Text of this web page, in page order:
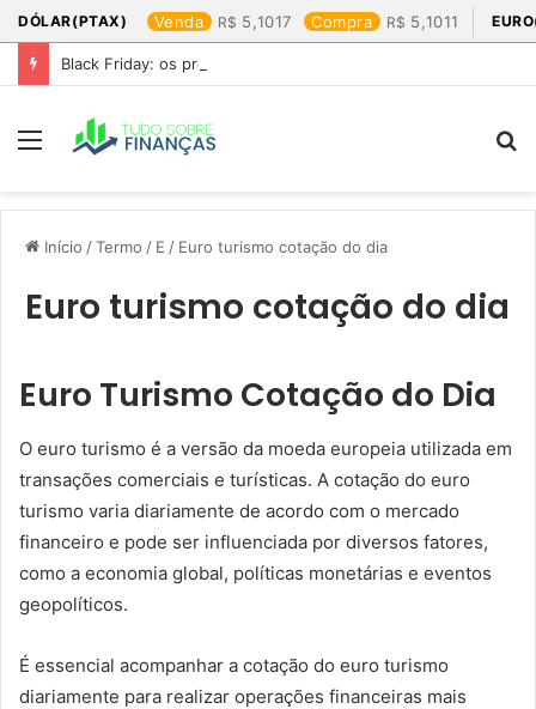
DÓLAR(PTAX) Venda 5,1017 Compra 5,1011
Black Friday: os produtos que mais valem a pena
Menu
Início /Termo / E / Euro turismo cotação do dia​
Euro turismo cotação do dia​
Euro Turismo Cotação do Dia
O euro turismo é a versão da moeda europeia utilizada em
transações comerciais e turísticas. A cotação do euro
turismo varia diariamente de acordo com o mercado
financeiro e pode ser influenciada por diversos fatores,
como a economia global, políticas monetárias e eventos
geopolíticos.
É essencial acompanhar a cotação do euro turismo
diariamente para realizar operações financeiras mais